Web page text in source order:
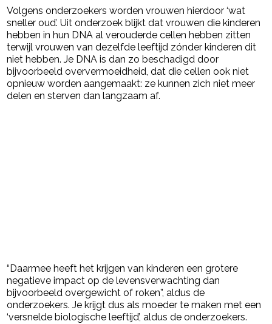
Volgens onderzoekers worden vrouwen hierdoor ‘wat
sneller oud’. Uit onderzoek blijkt dat vrouwen die kinderen
hebben in hun DNA al verouderde cellen hebben zitten
terwijl vrouwen van dezelfde leeftijd zónder kinderen dit
niet hebben. Je DNA is dan zo beschadigd door
bijvoorbeeld oververmoeidheid, dat die cellen ook niet
opnieuw worden aangemaakt: ze kunnen zich niet meer
delen en sterven dan langzaam af.
“Daarmee heeft het krijgen van kinderen een grotere
negatieve impact op de levensverwachting dan
bijvoorbeeld overgewicht of roken”, aldus de
onderzoekers. Je krijgt dus als moeder te maken met een
‘versnelde biologische leeftijd’, aldus de onderzoekers.